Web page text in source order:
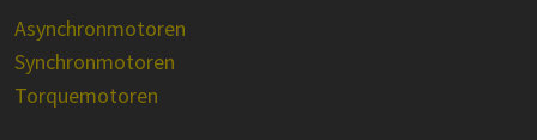
Asynchronmotoren
Synchronmotoren
Torquemotoren